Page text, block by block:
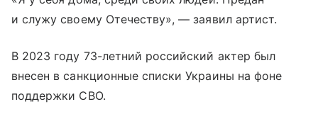
и служу своему Отечеству», — заявил артист.
В 2023 году 73-летний российский актер был
внесен в санкционные списки Украины на фоне
поддержки СВО.